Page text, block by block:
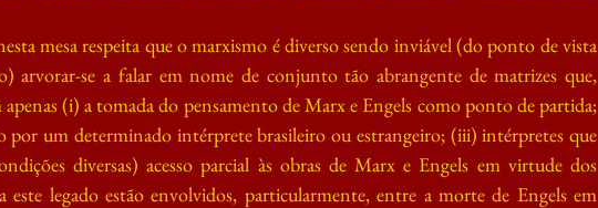
mesa respeita que o marxismo é diverso sendo inviável (do ponto de vista
arvorar-se a falar em nome de conjunto tão abrangente de matrizes que,
(i) a tomada do pensamento de Marx e Engels como ponto de partida;
por um determinado intérprete brasileiro ou estrangeiro; (iii) intérpretes que
diversas) acesso parcial às obras de Marx e Engels em virtude dos
este legado estão envolvidos, particularmente, entre a morte de Engels em